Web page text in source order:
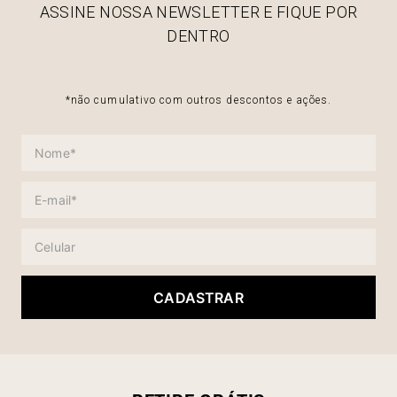
ASSINE NOSSA NEWSLETTER E FIQUE POR
DENTRO
*não cumulativo com outros descontos e ações.
CADASTRAR